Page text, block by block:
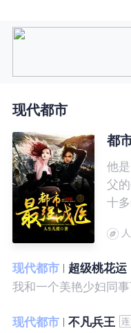
现代都市
都
他
父
十
现代都市
超级桃花运
现代都市
不凡兵王